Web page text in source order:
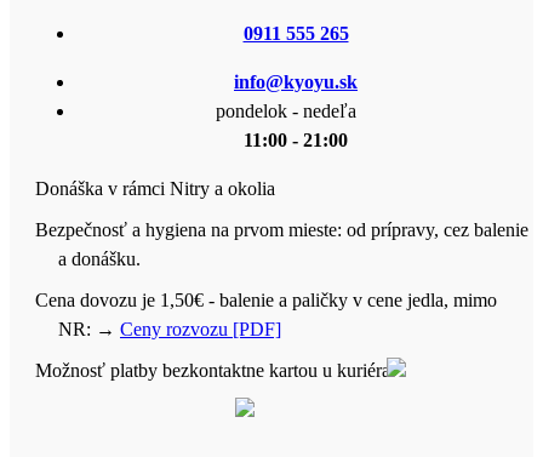
0911 555 265
info@kyoyu.sk
pondelok - nedeľa
11:00 - 21:00
Donáška v rámci Nitry a okolia
Bezpečnosť a hygiena na prvom mieste: od prípravy, cez balenie
a donášku.
Cena dovozu je 1,50€ - balenie a paličky v cene jedla, mimo
NR: → Ceny rozvozu [PDF]
Možnosť platby bezkontaktne kartou u kuriéra